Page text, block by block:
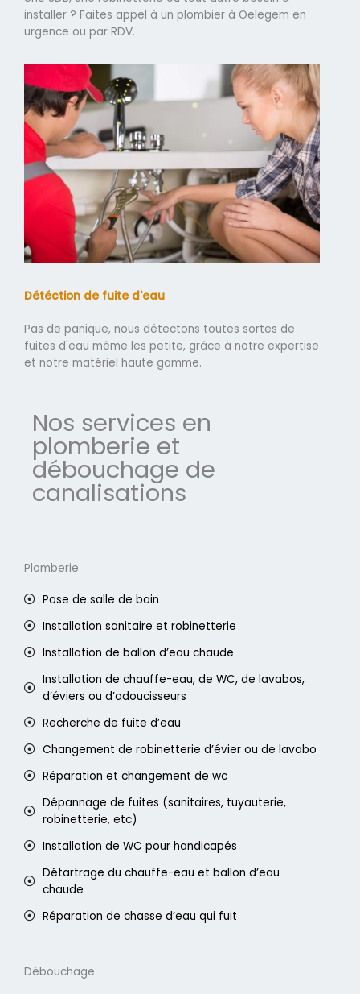
installer ? Faites appel à un plombier à Oelegem en
urgence ou par RDV.
Détéction de fuite d'eau
Pas de panique, nous détectons toutes sortes de
fuites d'eau même les petite, grâce à notre expertise
et notre matériel haute gamme.
Nos services en
plomberie et
débouchage de
canalisations
Plomberie
Pose de salle de bain
Installation sanitaire et robinetterie
Installation de ballon d’eau chaude
Installation de chauffe-eau, de WC, de lavabos,
d’éviers ou d’adoucisseurs
Recherche de fuite d’eau
Changement de robinetterie d’évier ou de lavabo
Réparation et changement de wc
Dépannage de fuites (sanitaires, tuyauterie,
robinetterie, etc)
Installation de WC pour handicapés
Détartrage du chauffe-eau et ballon d’eau
chaude
Réparation de chasse d’eau qui fuit
Débouchage